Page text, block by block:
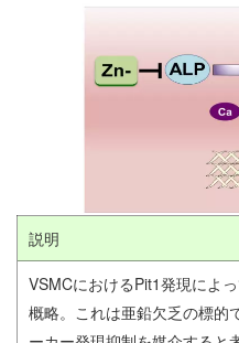
説明
VSMCにおけるPit1発現によ
概略。これは亜鉛欠乏の標的